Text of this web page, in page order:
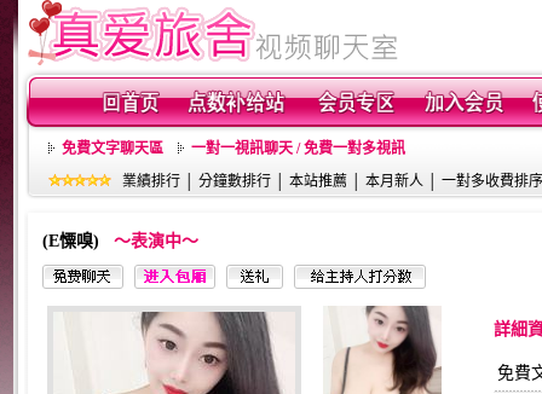
免費文字聊天區
一對一視訊聊天 / 免費一對多視訊
業績排行
分鐘數排行 本站推薦 本月新人 一對多收費排序
(E憟嗅) ～表演中～
詳細
免費